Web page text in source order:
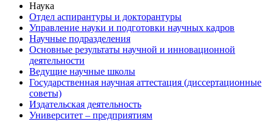
Наука
Отдел аспирантуры и докторантуры
Управление науки и подготовки научных кадров
Научные подразделения
Основные результаты научной и инновационной
деятельности
Ведущие научные школы
Государственная научная аттестация (диссертационные
советы)
Издательская деятельность
Университет – предприятиям